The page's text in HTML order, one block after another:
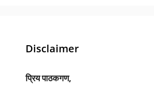
Disclaimer
प्रिय पाठकगण,